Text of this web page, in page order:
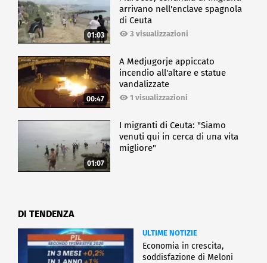
01:03
arrivano nell'enclave spagnola
di Ceuta
3 visualizzazioni
00:47
A Medjugorje appiccato
incendio all'altare e statue
vandalizzate
1 visualizzazioni
01:07
I migranti di Ceuta: "Siamo
venuti qui in cerca di una vita
migliore"
DI TENDENZA
ULTIME NOTIZIE
Economia in crescita,
soddisfazione di Meloni